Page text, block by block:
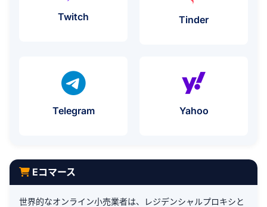
Twitch Tinderプロキシの
Telegramプロキシの使用例 Yahooプロキシの
Eコマース
世界的なオンライン小売業者は、レジデンシャルプロキシと